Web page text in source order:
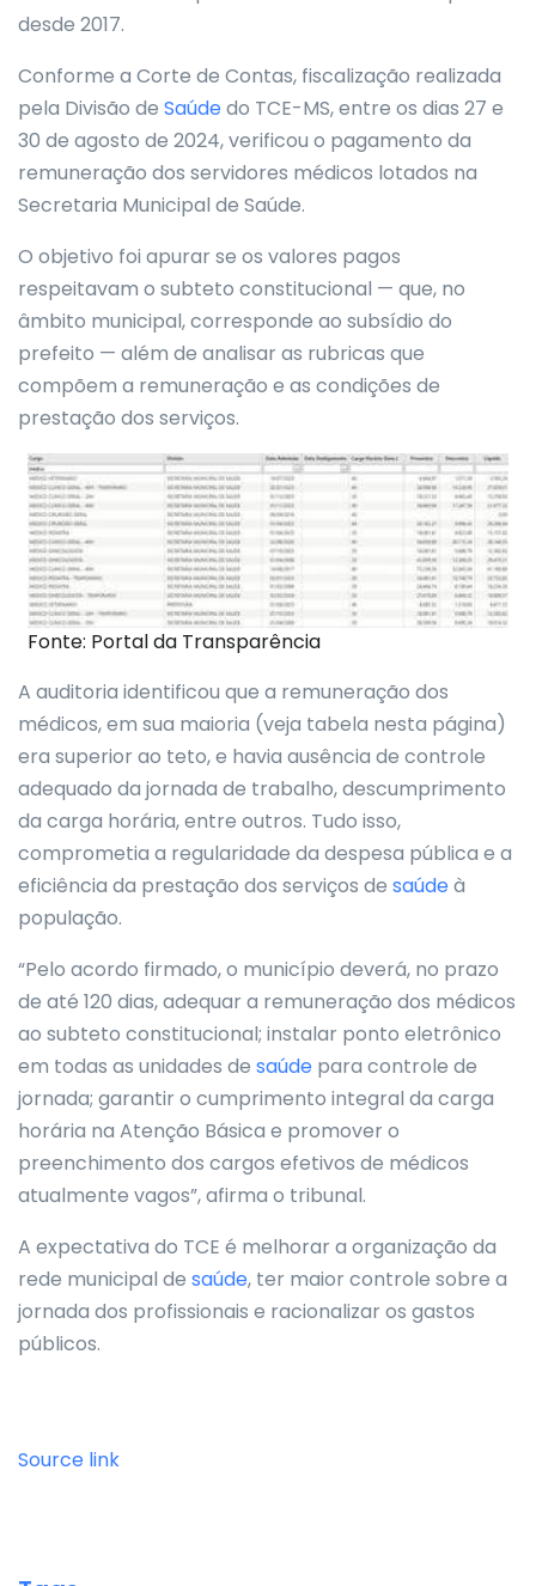
desde 2017.
Conforme a Corte de Contas, fiscalização realizada
pela Divisão de Saúdedo TCE-MS, entre os dias 27 e
30 de agosto de 2024, verificou o pagamento da
remuneração dos servidores médicos lotados na
Secretaria Municipal de Saúde.
O objetivo foi apurar se os valores pagos
respeitavam o subteto constitucional — que, no
âmbito municipal, corresponde ao subsídio do
prefeito — além de analisar as rubricas que
compõem a remuneração e as condições de
prestação dos serviços.
Fonte: Portal da Transparência
A auditoria identificou que a remuneração dos
médicos, em sua maioria (veja tabela nesta página)
era superior ao teto, e havia ausência de controle
adequado da jornada de trabalho, descumprimento
da carga horária, entre outros. Tudo isso,
comprometia a regularidade da despesa pública e a
eficiência da prestação dos serviços de saúdeà
população.
“Pelo acordo firmado, o município deverá, no prazo
de até 120 dias, adequar a remuneração dos médicos
ao subteto constitucional; instalar ponto eletrônico
em todas as unidades de saúde para controle de
jornada; garantir o cumprimento integral da carga
horária na Atenção Básica e promover o
preenchimento dos cargos efetivos de médicos
atualmente vagos”, afirma o tribunal.
A expectativa do TCE é melhorar a organização da
rede municipal de saúde, ter maior controle sobre a
jornada dos profissionais e racionalizar os gastos
públicos.
Source link